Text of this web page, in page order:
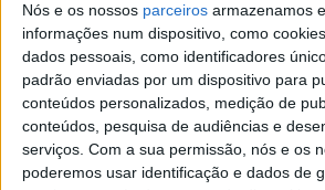
Nós e os nossos parceiros armazenamos
informações num dispositivo, como
dados pessoais, como identificadores
padrão enviadas por um dispositivo para
conteúdos personalizados, medição de
conteúdos, pesquisa de audiências e
serviços. Com a sua permissão, nós e os
poderemos usar identificação e dados de
Cultura
Filme rodado
Oliveira de
poderá entrar